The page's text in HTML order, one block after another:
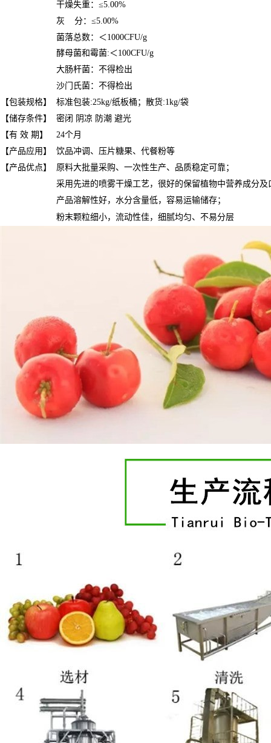
干燥失重：≤5.00%
灰 分：≤5.00%
菌落总数：＜1000CFU/g
酵母菌和霉菌:＜100CFU/g
大肠杆菌：不得检出
沙门氏菌：不得检出
【包装规格】
标准包装:25kg/纸板桶；散货:1kg/袋
【储存条件】
密闭 阴凉 防潮 避光
【有 效 期】
24个月
【产品应用】
饮品冲调、压片糖果、代餐粉等
【产品优点】
原料大批量采购、一次性生产、品质稳定可靠；
采用先进的喷雾干燥工艺，很好的保留植物中营养成分及
产品溶解性好，水分含量低，容易运输储存；
粉末颗粒细小，流动性佳，细腻均匀、不易分层